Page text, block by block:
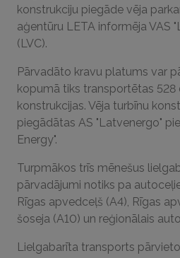
konstrukciju piegāde vēja
aģentūru LETA informēja VAS
(LVC).
Pārvadāto kravu platums var
kopumā tiks transportētas 528
konstrukcijas. Vēja turbīnu
piegādātas AS "Latvenergo"
Energy".
Turpmākos trīs mēnešus
pārvadājumi notiks pa
Rīgas apvedceļš (A4), Rīgas
šoseja (A10) un reģionālais
Lielgabarīta transports